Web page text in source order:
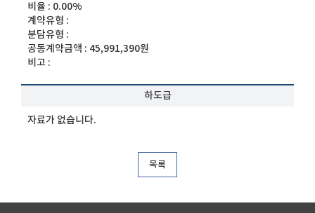
비율 : 0.00%
계약유형 :
분담유형 :
공동계약금액 : 45,991,390원
비고 :
하도급
자료가 없습니다.
목록